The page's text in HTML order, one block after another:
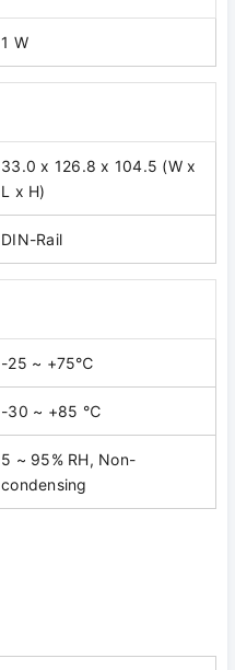
1 W
33.0 x 126.8 x 104.5 (W x
L x H)
DIN-Rail
-25 ~ +75℃
-30 ~ +85 ℃
5 ~ 95% RH, Non-
condensing